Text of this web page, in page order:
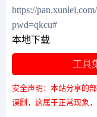
https://
pwd=qkcu#
本地下载
工具
安全声明：本站分享的
误删，这属于正常现象